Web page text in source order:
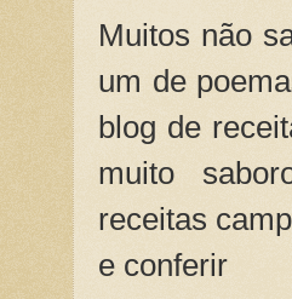
Muitos não
um de
blog de
muito
receitas
e conferir